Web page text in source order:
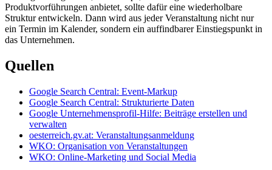
Produktvorführungen anbietet, sollte dafür eine wiederholbare
Struktur entwickeln. Dann wird aus jeder Veranstaltung nicht nur
ein Termin im Kalender, sondern ein auffindbarer Einstiegspunkt in
das Unternehmen.
Quellen
Google Search Central: Event-Markup
Google Search Central: Strukturierte Daten
Google Unternehmensprofil-Hilfe: Beiträge erstellen und
verwalten
oesterreich.gv.at: Veranstaltungsanmeldung
WKO: Organisation von Veranstaltungen
WKO: Online-Marketing und Social Media